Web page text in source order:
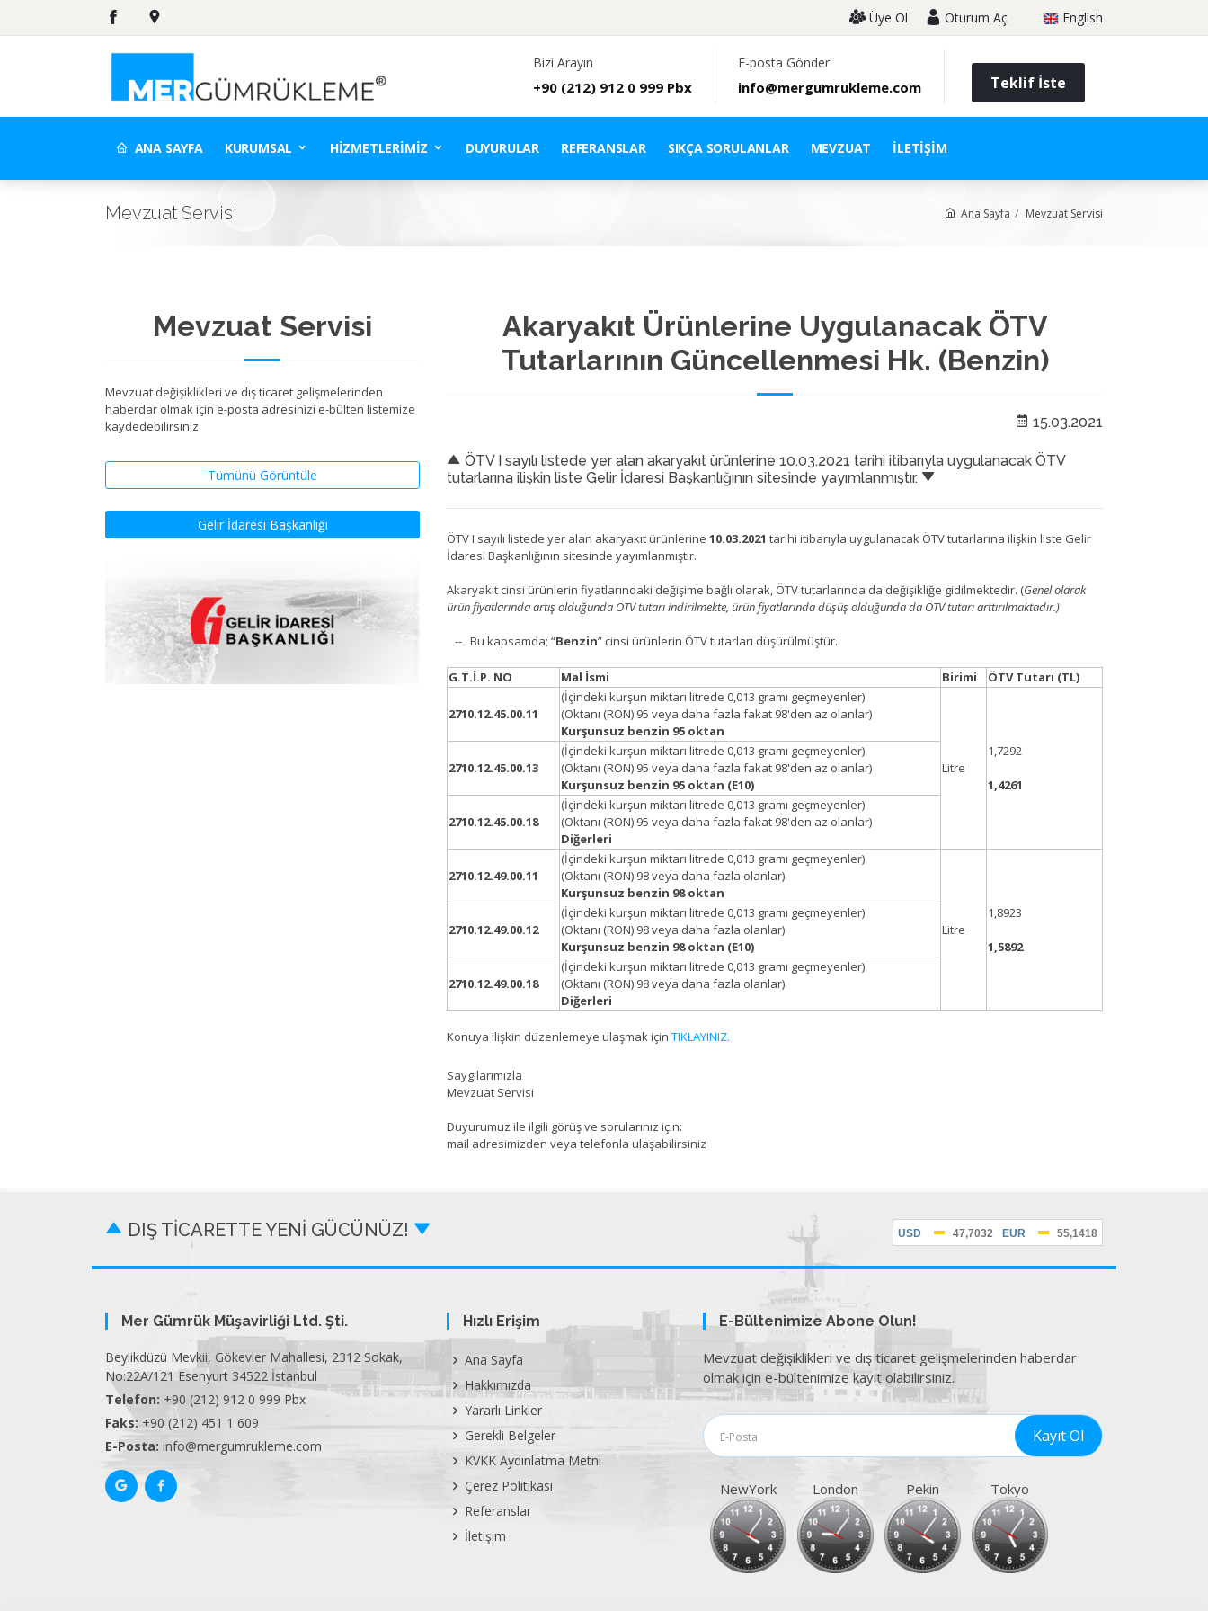
Üye Ol Oturum Aç English
Bizi Arayın
+90 (212) 912 0 999 Pbx
E-posta Gönder
info@mergumrukleme.com Teklif İste
ANA SAYFA KURUMSAL HIZMETLERIMIZ DUYURULAR REFERANSLAR SIKÇA SORULANLAR MEVZUAT İLETIŞIM
Mevzuat Servisi Ana Sayfa Mevzuat Servisi
Mevzuat Servisi
Mevzuat değişiklikleri ve dış ticaret gelişmelerinden
haberdar olmak için e-posta adresinizi e-bülten listemize
kaydedebilirsiniz.
Tümünü Görüntüle
Gelir İdaresi Başkanlığı
Akaryakıt Ürünlerine Uygulanacak ÖTV
Tutarlarının Güncellenmesi Hk. (Benzin)
15.03.2021
ÖTV I sayılı listede yer alan akaryakıt ürünlerine 10.03.2021 tarihi itibarıyla uygulanacak ÖTV
tutarlarına ilişkin liste Gelir İdaresi Başkanlığının sitesinde yayımlanmıştır.
ÖTV I sayılı listede yer alan akaryakıt ürünlerine 10.03.2021 tarihi itibarıyla uygulanacak ÖTV tutarlarına ilişkin liste Gelir
İdaresi Başkanlığının sitesinde yayımlanmıştır.
Akaryakıt cinsi ürünlerin fiyatlarındaki değişime bağlı olarak, ÖTV tutarlarında da değişikliğe gidilmektedir. (Genel olarak
ürün fiyatlarında artış olduğunda ÖTV tutarı indirilmekte, ürün fiyatlarında düşüş olduğunda da ÖTV tutarı arttırılmaktadır.)
-- Bu kapsamda; “Benzin” cinsi ürünlerin ÖTV tutarları düşürülmüştür.
G.T.İ.P. NO Mal İsmi Birimi ÖTV Tutarı (TL)
2710.12.45.00.11
(İçindeki kurşun miktarı litrede 0,013 gramı geçmeyenler)
(Oktanı (RON) 95 veya daha fazla fakat 98'den az olanlar)
Kurşunsuz benzin 95 oktan
Litre
1,7292
1,4261
2710.12.45.00.13
(İçindeki kurşun miktarı litrede 0,013 gramı geçmeyenler)
(Oktanı (RON) 95 veya daha fazla fakat 98'den az olanlar)
Kurşunsuz benzin 95 oktan (E10)
2710.12.45.00.18
(İçindeki kurşun miktarı litrede 0,013 gramı geçmeyenler)
(Oktanı (RON) 95 veya daha fazla fakat 98'den az olanlar)
Diğerleri
2710.12.49.00.11
(İçindeki kurşun miktarı litrede 0,013 gramı geçmeyenler)
(Oktanı (RON) 98 veya daha fazla olanlar)
Kurşunsuz benzin 98 oktan
Litre
1,8923
1,5892
2710.12.49.00.12
(İçindeki kurşun miktarı litrede 0,013 gramı geçmeyenler)
(Oktanı (RON) 98 veya daha fazla olanlar)
Kurşunsuz benzin 98 oktan (E10)
2710.12.49.00.18
(İçindeki kurşun miktarı litrede 0,013 gramı geçmeyenler)
(Oktanı (RON) 98 veya daha fazla olanlar)
Diğerleri
Konuya ilişkin düzenlemeye ulaşmak için TIKLAYINIZ.
Saygılarımızla
Mevzuat Servisi
Duyurumuz ile ilgili görüş ve sorularınız için:
mail adresimizden veya telefonla ulaşabilirsiniz
DIŞ TİCARETTE YENİ GÜCÜNÜZ!
Mer Gümrük Müşavirliği Ltd. Şti.
Beylikdüzü Mevkii, Gökevler Mahallesi, 2312 Sokak,
No:22A/121 Esenyurt 34522 İstanbul
Telefon: +90 (212) 912 0 999 Pbx
Faks: +90 (212) 451 1 609
E-Posta: info@mergumrukleme.com
Hızlı Erişim
Ana Sayfa
Hakkımızda
Yararlı Linkler
Gerekli Belgeler
KVKK Aydınlatma Metni
Çerez Politikası
Referanslar
İletişim
E-Bültenimize Abone Olun!
Mevzuat değişiklikleri ve dış ticaret gelişmelerinden haberdar
olmak için e-bültenimize kayıt olabilirsiniz.
NewYork London Pekin Tokyo